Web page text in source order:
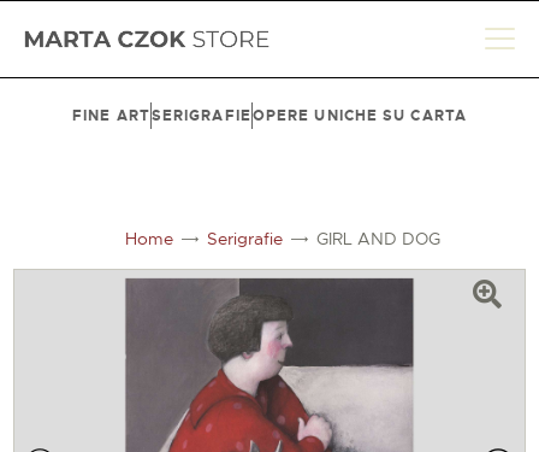
FINE ARTSERIGRAFIEOPERE UNICHE SU CARTA
BIOGRAFIA
LE SEDI
CONTATTI
CARRELLO
ACCOUNT
Home Serigrafie GIRL AND DOG